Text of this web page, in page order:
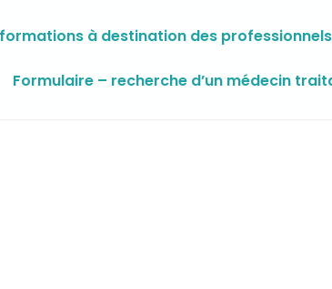
à destination des
Formulaire – recherche d’un médecin